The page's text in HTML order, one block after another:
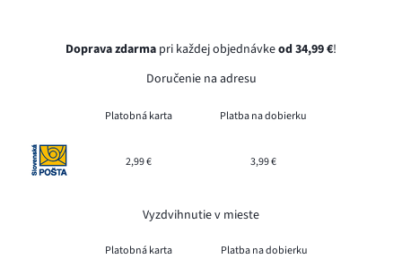
Doprava zdarma pri každej objednávkeod 34,99 €!
Doručenie na adresu
Platobná karta Platba na dobierku
2,99 € 3,99 €
Vyzdvihnutie v mieste
Platobná karta Platba na dobierku